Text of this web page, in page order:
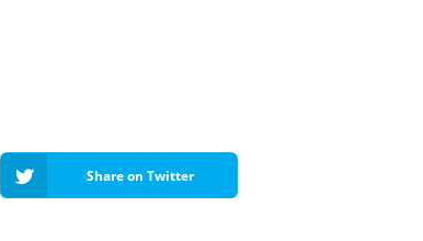
Share on Twitter